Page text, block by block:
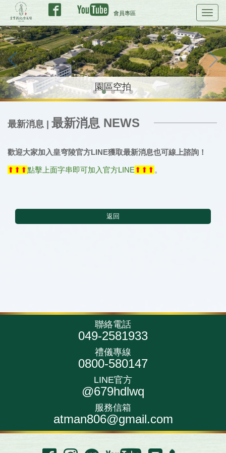
會員專區
皇穹陵紀念花園景觀 雨後景觀
永恆博愛
園區空拍
毘盧精舍
最新消息 | 最新消息 NEWS
歡迎大家加入皇穹陵官方LINE獲取最新消息也可線上諮詢！
⬆⬆⬆點擊上面字串即可加入官方LINE⬆⬆⬆ 。
返回
聯絡電話
049-2581933
禮儀專線
0800-580147
LINE官方
@679hdlwq
服務信箱
atman806@gmail.com